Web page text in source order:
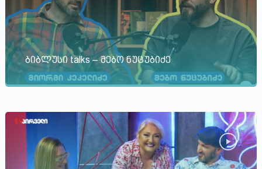
ბიბლუსი talks – მებო ნუცუბიძე